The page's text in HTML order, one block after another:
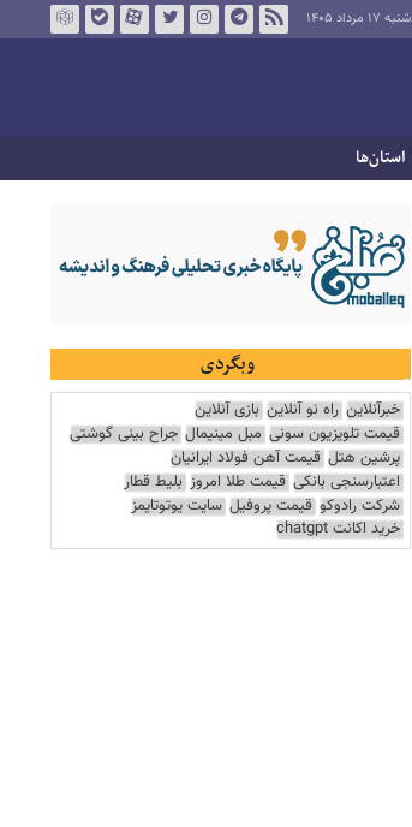
شنبه ۱۷ مرداد ۱۴۰۵
استان‌ها
وبگردی
خبرآنلاین راه نو آنلاین بازی آنلاین
قیمت تلویزیون سونی مبل مینیمال جراح بینی گوشتی
پرشین هتل قیمت آهن فولاد ایرانیان
اعتبارسنجی بانکی قیمت طلا امروز بلیط قطار
شرکت رادوکو قیمت پروفیل سایت یوتوتایمز
خرید اکانت chatgpt